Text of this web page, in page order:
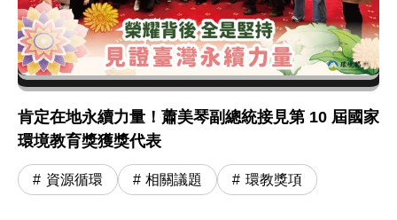
肯定在地永續力量！蕭美琴副總統接見第 10 屆國家
環境教育獎獲獎代表
資源循環 相關議題 環教獎項